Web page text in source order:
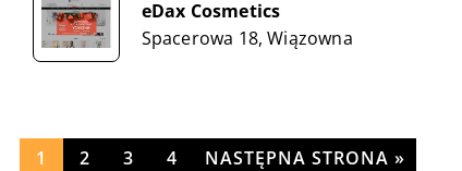
eDax Cosmetics
Spacerowa 18, Wiązowna
1 2 3 4 NASTĘPNA STRONA »